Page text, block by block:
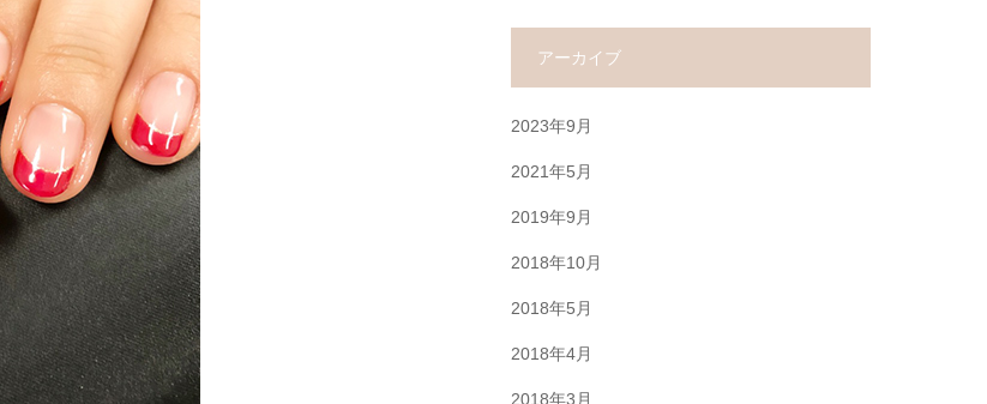
アーカイブ
2023年9月
2021年5月
2019年9月
2018年10月
2018年5月
2018年4月
2018年3月